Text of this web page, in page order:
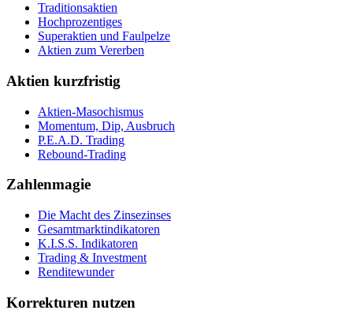
Traditionsaktien
Hochprozentiges
Superaktien und Faulpelze
Aktien zum Vererben
Aktien kurzfristig
Aktien-Masochismus
Momentum, Dip, Ausbruch
P.E.A.D. Trading
Rebound-Trading
Zahlenmagie
Die Macht des Zinsezinses
Gesamtmarktindikatoren
K.I.S.S. Indikatoren
Trading & Investment
Renditewunder
Korrekturen nutzen